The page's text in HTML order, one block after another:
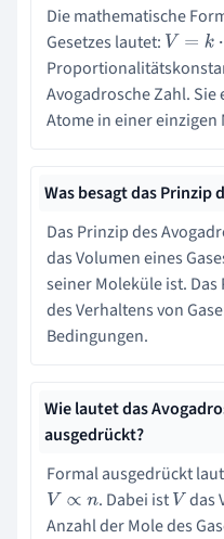
Die mathematische
Gesetzes lautet: V= k⋅n
Avogadrosche Zahl.
Atome in einer einzigen
Was besagt das Prinzip
Das Prinzip des
das Volumen eines
seiner Moleküle ist.
des Verhaltens von
Bedingungen.
Wie lautet das
ausgedrückt?
Formal ausgedrückt
V∝ n . Dabei istV das
Anzahl der Mole des